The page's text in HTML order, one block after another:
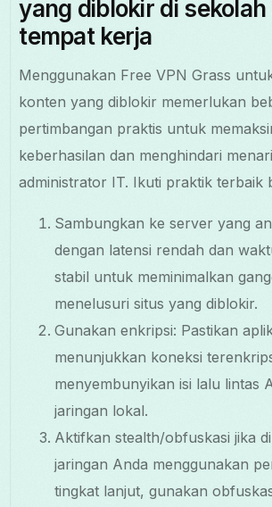
yang diblokir di
tempat kerja
Menggunakan Free VPN Grass
konten yang diblokir memerlukan
pertimbangan praktis untuk
keberhasilan dan menghindari
administrator IT. Ikuti praktik terbaik
Sambungkan ke server yang
dengan latensi rendah dan
stabil untuk meminimalkan
menelusuri situs yang diblokir.
Gunakan enkripsi: Pastikan
menunjukkan koneksi
menyembunyikan isi lalu lintas
jaringan lokal.
Aktifkan stealth/obfuskasi jika
jaringan Anda menggunakan
tingkat lanjut, gunakan